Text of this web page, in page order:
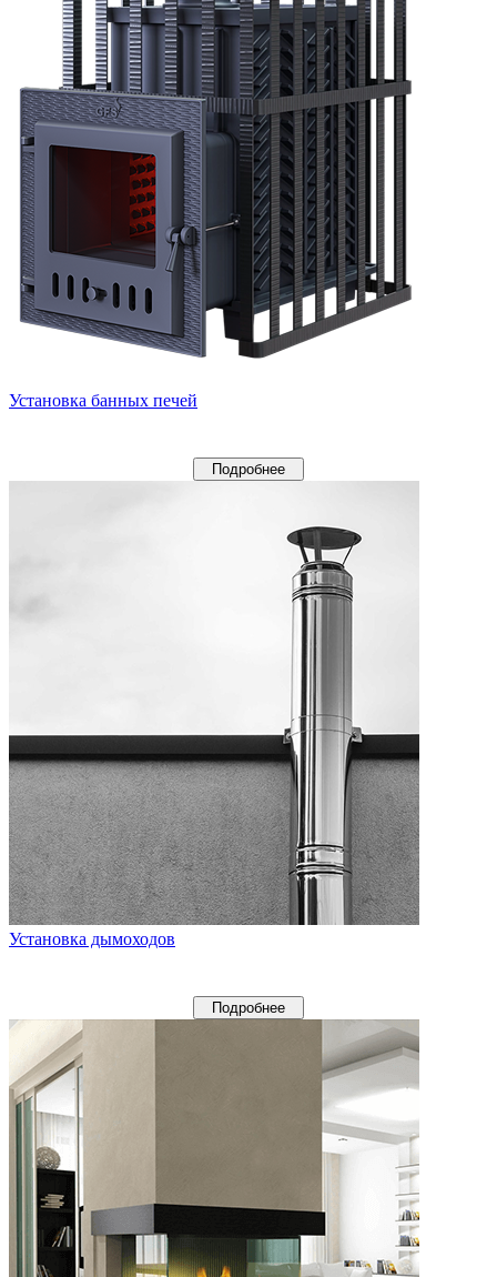
Установка банных печей
Подробнее
Установка дымоходов
Подробнее